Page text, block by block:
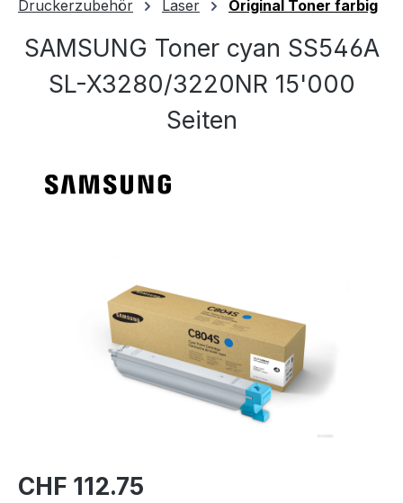
Druckerzubehör Laser Original Toner farbig
SAMSUNG Toner cyan SS546A
SL-X3280/3220NR 15'000
Seiten
CHF 112.75